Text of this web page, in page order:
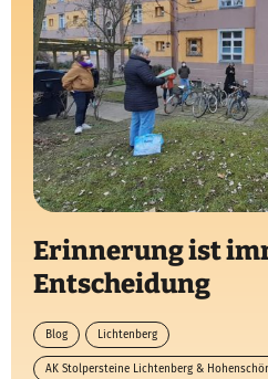
Erinnerung ist
Entscheidung
Blog Lichtenberg
AK Stolpersteine Lichtenberg &